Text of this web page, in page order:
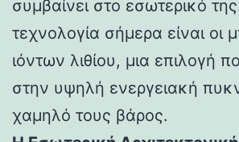
συμβαίνει στο εσωτερικό
τεχνολογία σήμερα είναι οι
ιόντων λιθίου, μια επιλογή
στην υψηλή ενεργειακή
χαμηλό τους βάρος.